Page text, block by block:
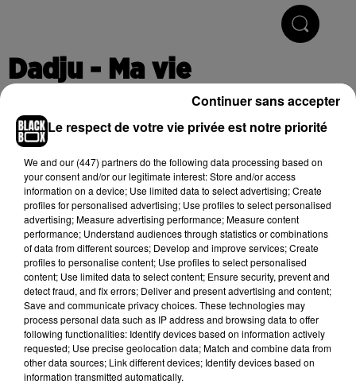
Dadju - Ma vie
Publié : 11 octobre 2019 à 12h55
Cet élément est masqué compte-tenu du refus du
dépôt de cookies que vous avez exprimé. Si vous
souhaitez l'afficher, merci de nous donner votre accord
en cliquant sur le bouton ci-dessous.
Afficher l'élément
(C) 2019
Le respect de votre vie privée est notre priorité
We and our (447) partnersdo the following data processing based on
your consent and/or our legitimate interest: Store and/or access
information on a device; Use limited data to select advertising; Create
profiles for personalised advertising; Use profiles to select personalised
advertising; Measure advertising performance; Measure content
performance; Understand audiences through statistics or combinations
of data from different sources; Develop and improve services; Create
profiles to personalise content; Use profiles to select personalised
content; Use limited data to select content; Ensure security, prevent and
detect fraud, and fix errors; Deliver and present advertising and content;
Save and communicate privacy choices. These technologies may
process personal data such as IP address and browsing data to offer
following functionalities: Identify devices based on information actively
requested; Use precise geolocation data; Match and combine data from
other data sources; Link different devices; Identify devices based on
information transmitted automatically.
Continuer sans accepter